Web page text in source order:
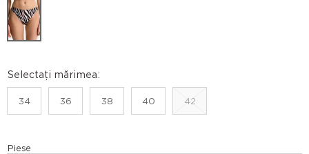
Selectați mărimea:
34 36 38 40 42
Piese